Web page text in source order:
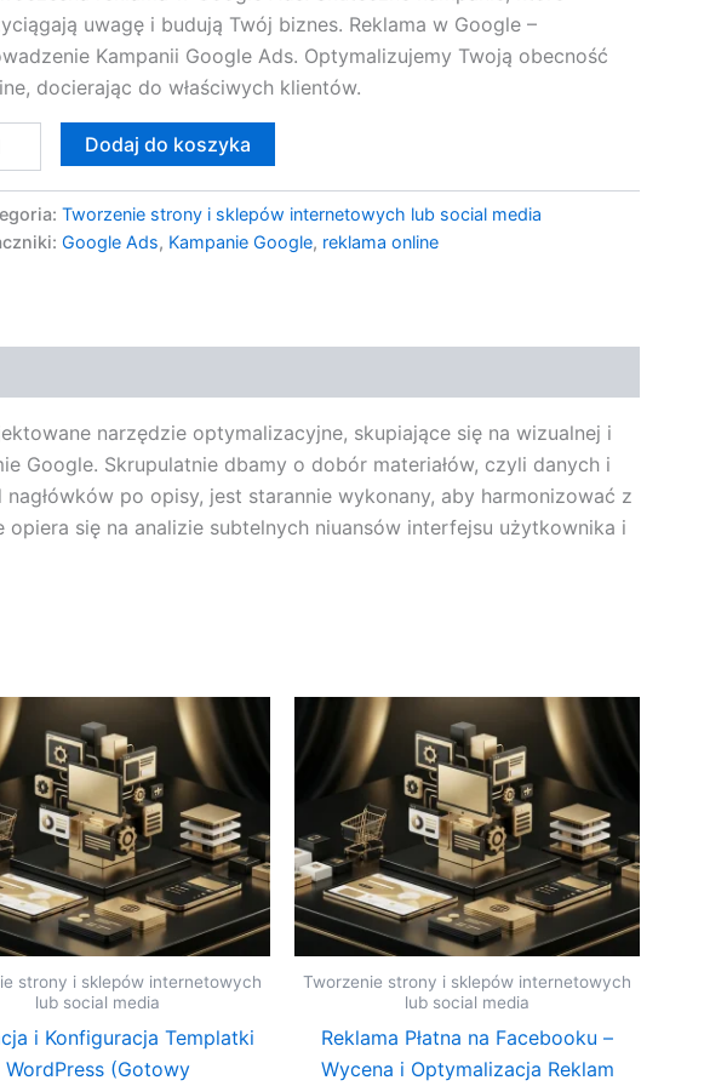
uwagę i budują Twój biznes. Reklama w Google –
Kampanii Google Ads. Optymalizujemy Twoją obecność
docierając do właściwych klientów.
Dodaj do koszyka
Tworzenie strony i sklepów internetowych lub social media
Google Ads, Kampanie Google, reklama online
narzędzie optymalizacyjne, skupiające się na wizualnej i
Google. Skrupulatnie dbamy o dobór materiałów, czyli danych i
po opisy, jest starannie wykonany, aby harmonizować z
się na analizie subtelnych niuansów interfejsu użytkownika i
strony i sklepów internetowych
lub social media
i Konfiguracja Templatki
WordPress (Gotowy
Tworzenie strony i sklepów internetowych
lub social media
Reklama Płatna na Facebooku –
Wycena i Optymalizacja Reklam